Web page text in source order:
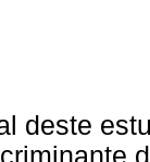
deste